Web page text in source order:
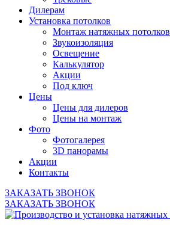
Дилерам
Установка потолков
Монтаж натяжных потолков
Звукоизоляция
Освещение
Калькулятор
Акции
Под ключ
Цены
Цены для дилеров
Цены на монтаж
Фото
Фотогалерея
3D панорамы
Акции
Контакты
ЗАКАЗАТЬ ЗВОНОК
ЗАКАЗАТЬ ЗВОНОК